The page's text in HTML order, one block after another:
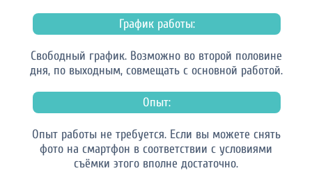
График работы:
Свободный график. Возможно во второй половине
дня, по выходным, совмещать с основной работой.
Опыт:
Опыт работы не требуется. Если вы можете снять
фото на смартфон в соответствии с условиями
съёмки этого вполне достаточно.